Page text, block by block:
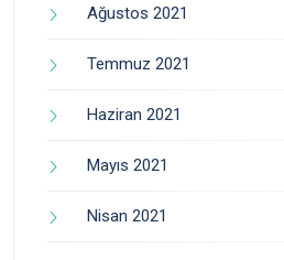
Ağustos 2021
Temmuz 2021
Haziran 2021
Mayıs 2021
Nisan 2021